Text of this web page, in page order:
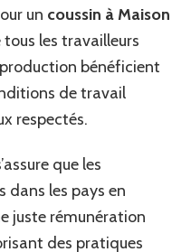
un coussin à Maison
les travailleurs
bénéficient
de travail
respectés.
que les
dans les pays en
juste rémunération
des pratiques